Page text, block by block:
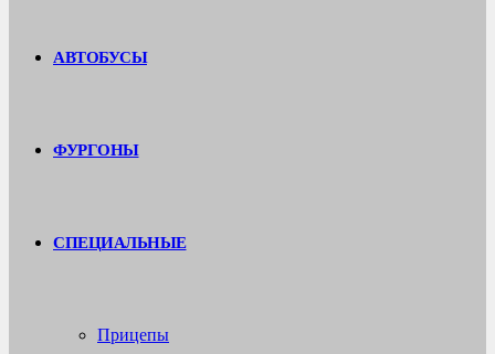
АВТОБУСЫ
ФУРГОНЫ
СПЕЦИАЛЬНЫЕ
Прицепы